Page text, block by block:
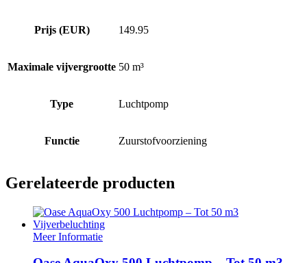
Prijs (EUR) 149.95
Maximale vijvergrootte 50 m³
Type Luchtpomp
Functie Zuurstofvoorziening
Gerelateerde producten
Meer Informatie